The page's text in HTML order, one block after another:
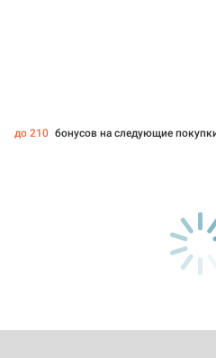
до 210 бонусов на следующие